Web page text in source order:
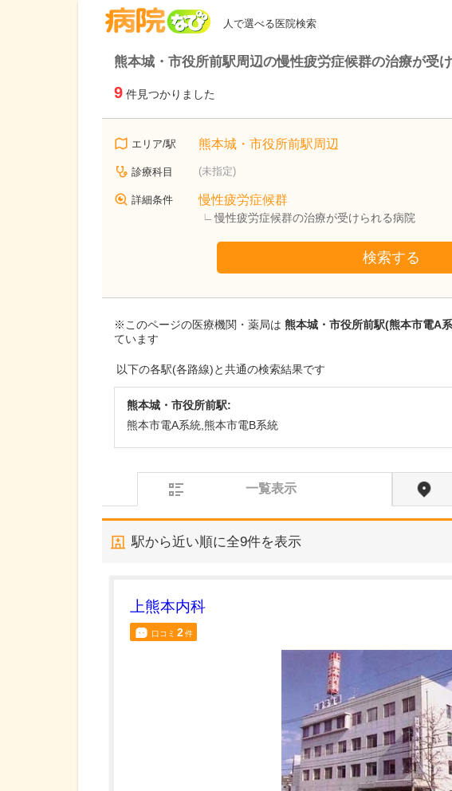
人で選べる医院検索
熊本城・市役所前駅周辺の慢性疲労症候群の治療が受
9 件見つかりました
エリア/駅 熊本城・市役所前駅周辺
診療科目 (未指定)
詳細条件 慢性疲労症候群
慢性疲労症候群の治療が受けられる病院
検索する
※このページの医療機関・薬局は 熊本城・市役所前駅(熊本市電A
ています
以下の各駅(各路線)と共通の検索結果です
熊本城・市役所前駅:
熊本市電A系統,熊本市電B系統
一覧表示
駅から近い順に全9件を表示
上熊本内科
口コミ 2件